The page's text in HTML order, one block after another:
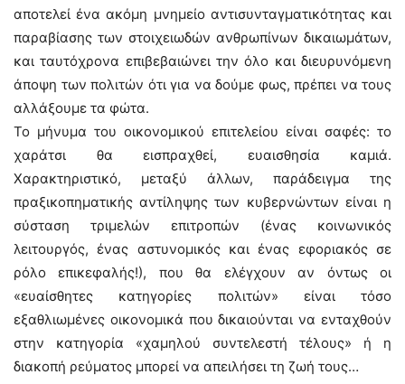
αποτελεί ένα ακόμη μνημείο αντισυνταγματικότητας και
παραβίασης των στοιχειωδών ανθρωπίνων δικαιωμάτων,
και ταυτόχρονα επιβεβαιώνει την όλο και διευρυνόμενη
άποψη των πολιτών ότι για να δούμε φως, πρέπει να τους
αλλάξουμε τα φώτα.
Το μήνυμα του οικονομικού επιτελείου είναι σαφές: το
χαράτσι θα εισπραχθεί, ευαισθησία καμιά.
Χαρακτηριστικό, μεταξύ άλλων, παράδειγμα της
πραξικοπηματικής αντίληψης των κυβερνώντων είναι η
σύσταση τριμελών επιτροπών (ένας κοινωνικός
λειτουργός, ένας αστυνομικός και ένας εφοριακός σε
ρόλο επικεφαλής!), που θα ελέγχουν αν όντως οι
«ευαίσθητες κατηγορίες πολιτών» είναι τόσο
εξαθλιωμένες οικονομικά που δικαιούνται να ενταχθούν
στην κατηγορία «χαμηλού συντελεστή τέλους» ή η
διακοπή ρεύματος μπορεί να απειλήσει τη ζωή τους…